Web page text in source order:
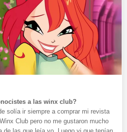
a las winx club?
solía ir siempre a comprar mi revista
Club pero no me gustaron mucho